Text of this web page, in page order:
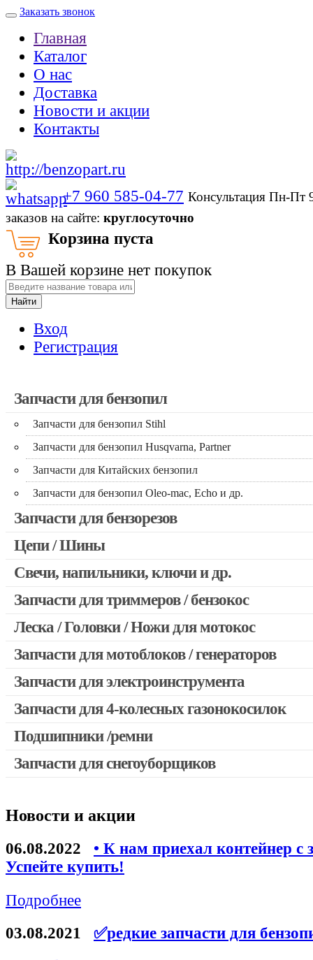
Заказать звонок
Главная
Каталог
О нас
Доставка
Новости и акции
Контакты
+7 960 585-04-77 Консультация Пн-
заказов на сайте: круглосуточно
Корзина пуста
В Вашей корзине нет покупок
Найти
Вход
Регистрация
Запчасти для бензопил
Запчасти для бензопил Stihl
Запчасти для бензопил Husqvarna, Partner
Запчасти для Китайских бензопил
Запчасти для бензопил Oleo-mac, Echo и др.
Запчасти для бензорезов
Цепи / Шины
Свечи, напильники, ключи и др.
Запчасти для триммеров / бензокос
Запчасти для Китайских триммеров
Запчасти для мотокос Stihl / Husqvarna / Oleo-mac / Echo и
Леска / Головки / Ножи для мотокос
Запчасти для мотоблоков / генераторов
Запчасти для электроинструмента
Двигатели, редукторы для шуруповертов
Выключатели, переключатели
Запчасти для УШМ (болгарок)
Запчасти для электроинструмента другие
Запчасти для компрессоров
Конденсаторы
Ремни для электроинструмента
Запчасти для 4-колесных газонокосилок
Подшипники /ремни
Запчасти для снегоуборщиков
Новости и акции
06.08.2022
• К нам приехал контейнер с
Успейте купить!
Подробнее
03.08.2021
✅редкие запчасти для